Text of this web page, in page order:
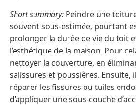
Short summary: Peindre une
souvent sous-estimée, pourtant
prolonger la durée de vie du toit
l’esthétique de la maison. Pour
nettoyer la couverture, en
salissures et poussières. Ensuite,
réparer les fissures ou tuiles
d’appliquer une sous-couche